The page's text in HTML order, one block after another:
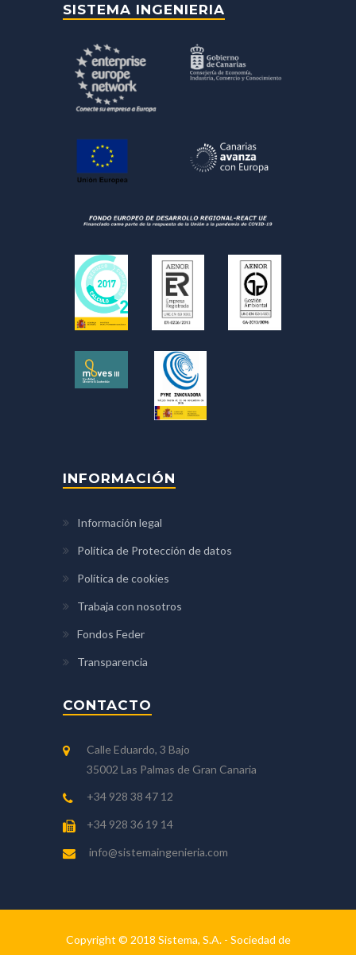
SISTEMA INGENIERIA
INFORMACIÓN
Información legal
Política de Protección de datos
Política de cookies
Trabaja con nosotros
Fondos Feder
Transparencia
CONTACTO
Calle Eduardo, 3 Bajo
35002 Las Palmas de Gran Canaria
+34 928 38 47 12
+34 928 36 19 14
info@sistemaingenieria.com
Copyright © 2018 Sistema, S.A. - Sociedad de